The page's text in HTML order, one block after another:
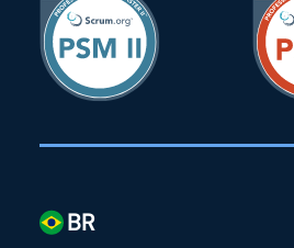
BR